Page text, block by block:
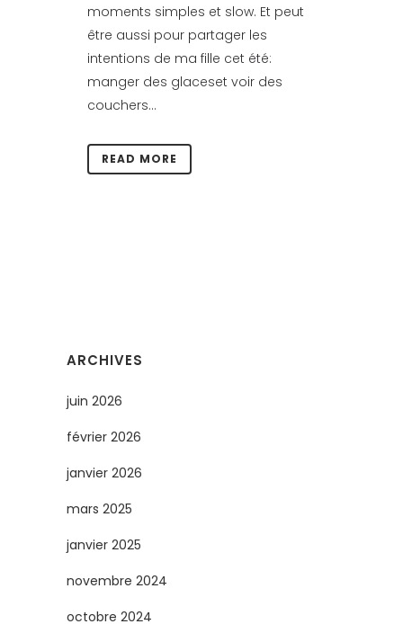
moments simples et slow. Et peut
être aussi pour partager les
intentions de ma fille cet été:
manger des glaceset voir des
couchers...
READ MORE
ARCHIVES
juin 2026
février 2026
janvier 2026
mars 2025
janvier 2025
novembre 2024
octobre 2024